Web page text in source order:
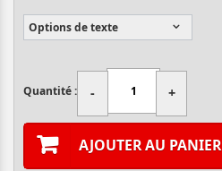
Options de texte
Quantité : - +
AJOUTER AU PANIER